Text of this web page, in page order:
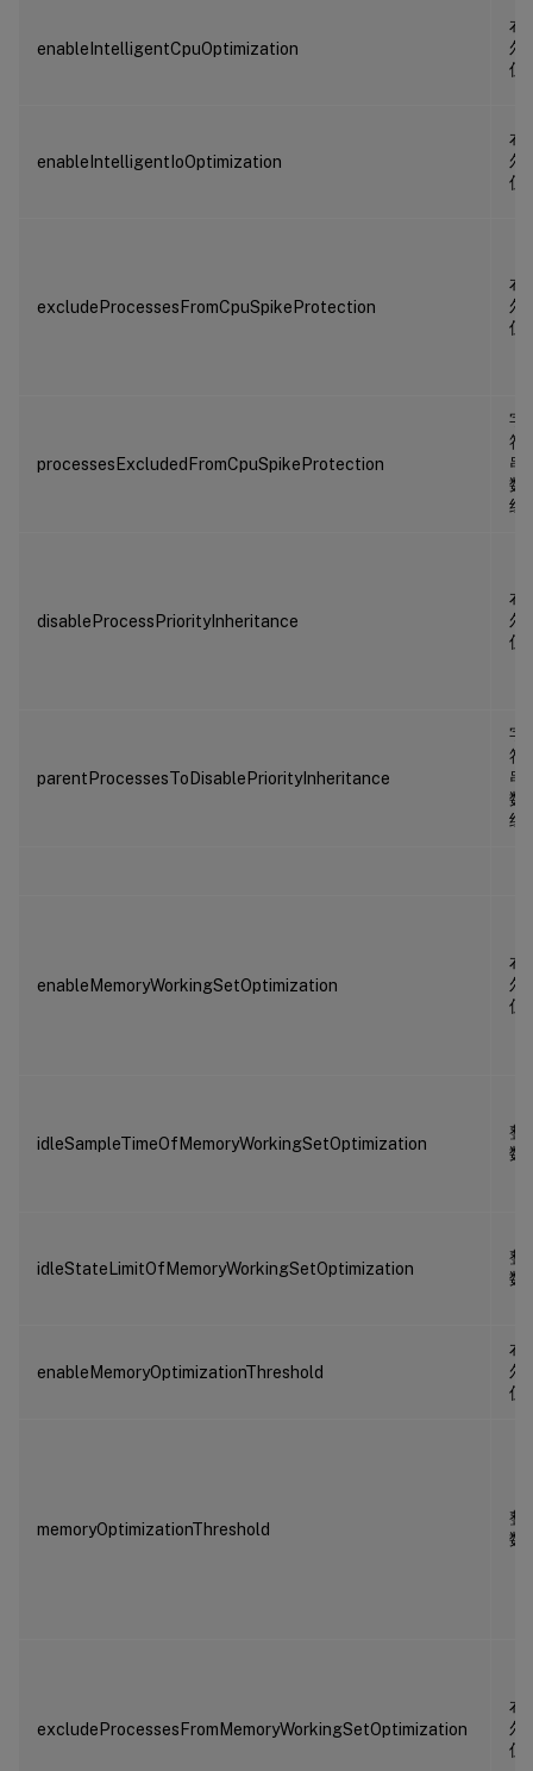
enableIntelligentCpuOptimization
布
尔
值
enableIntelligentIoOptimization
布
尔
值
excludeProcessesFromCpuSpikeProtection
布
尔
值
processesExcludedFromCpuSpikeProtection
字
符
串
数
组
disableProcessPriorityInheritance
布
尔
值
parentProcessesToDisablePriorityInheritance
字
符
串
数
组
enableMemoryWorkingSetOptimization
布
尔
值
idleSampleTimeOfMemoryWorkingSetOptimization
整
数
idleStateLimitOfMemoryWorkingSetOptimization
整
数
enableMemoryOptimizationThreshold
布
尔
值
memoryOptimizationThreshold
整
数
excludeProcessesFromMemoryWorkingSetOptimization
布
尔
值